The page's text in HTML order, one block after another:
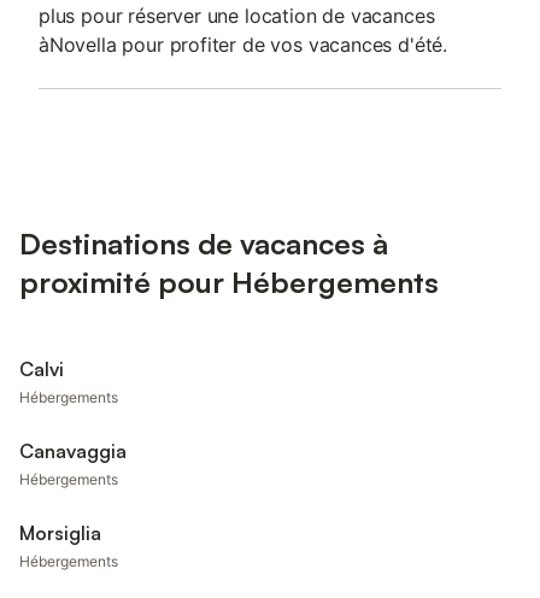
plus pour réserver une location de vacances
àNovella pour profiter de vos vacances d'été.
Destinations de vacances à
proximité pour Hébergements
Calvi
Hébergements
Canavaggia
Hébergements
Morsiglia
Hébergements